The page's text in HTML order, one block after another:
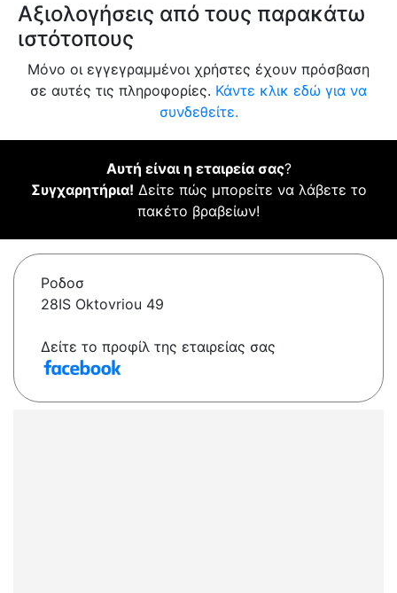
Αξιολογήσεις από τους παρακάτω
ιστότοπους
Μόνο οι εγγεγραμμένοι χρήστες έχουν πρόσβαση
σε αυτές τις πληροφορίες. Κάντε κλικ εδώ για να
συνδεθείτε.
Αυτή είναι η εταιρεία σας?
Συγχαρητήρια! Δείτε πώς μπορείτε να λάβετε το
πακέτο βραβείων!
Ροδοσ
28IS Oktovriou 49
Δείτε το προφίλ της εταιρείας σας